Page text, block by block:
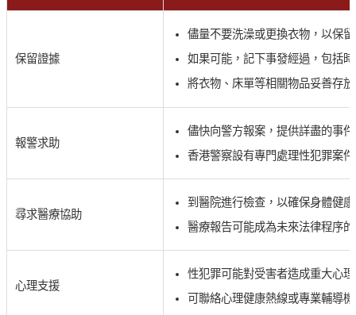
保留證據
儘量不要洗澡或更換衣物，以保
如果可能，記下事發經過，包括
將衣物、床單等相關物品妥善存
報警求助
儘快向警方報案，提供詳盡的事
香港警察設有專門處理性犯罪案
尋求醫療協助
到醫院進行檢查，以確保身體健
醫療報告可能成為未來法律程序
心理支援
性犯罪可能對受害者造成重大心
可聯絡心理健康熱線或專業輔導